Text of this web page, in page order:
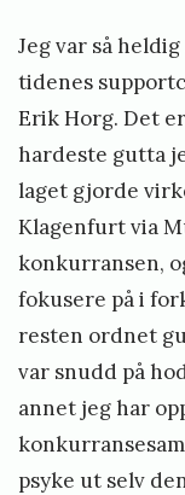
Jeg var så
tidenes
Erik Horg. Det
hardeste gutta
laget gjorde
Klagenfurt via
konkurransen,
fokusere på i
resten ordnet
var snudd på
annet jeg har
psyke ut selv